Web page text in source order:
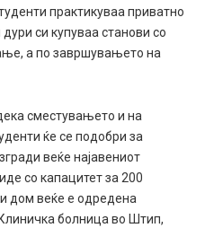
практикуваа приватно
си купуваа станови со
а по завршувањето на
сместувањето и на
ќе се подобри за
веќе најавениот
со капацитет за 200
дом веќе е одредена
болница во Штип,